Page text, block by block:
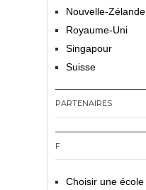
Nouvelle-Zélande
Royaume-Uni
Singapour
Suisse
PARTENAIRES
F
Choisir une école